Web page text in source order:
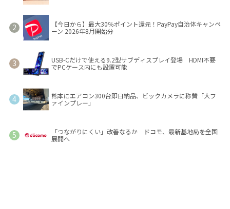
【今日から】最大30％ポイント還元！PayPay自治体キャンペ
ーン 2026年8月開始分
USB-Cだけで使える9.2型サブディスプレイ登場 HDMI不要
でPCケース内にも設置可能
熊本にエアコン300台即日納品、ビックカメラに称賛「大フ
ァインプレー」
「つながりにくい」改善なるか ドコモ、最新基地局を全国
展開へ